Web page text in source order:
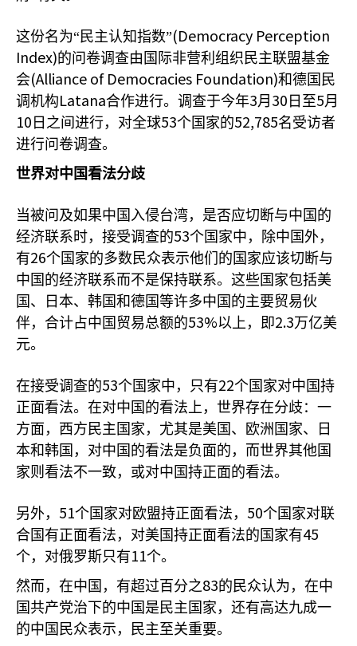
这份名为“民主认知指数”(Democracy Perception
Index)的问卷调查由国际非营利组织民主联盟基金
会(Alliance of Democracies Foundation)和德国民
调机构Latana合作进行。调查于今年3月 30 日至5月
10 日之间进行，对全球53个国家的52,785名受访者
进行问卷调查。
世界对中国看法分歧
当被问及如果中国入侵台湾，是否应切断与中国的
经济联系时，接受调查的53个国家中，除中国外，
有26个国家的多数民众表示他们的国家应该切断与
中国的经济联系而不是保持联系。这些国家包括美
国、日本、韩国和德国等许多中国的主要贸易伙
伴，合计占中国贸易总额的53%以上，即2.3万亿美
元。
在接受调查的53个国家中，只有22个国家对中国持
正面看法。在对中国的看法上，世界存在分歧：一
方面，西方民主国家，尤其是美国、欧洲国家、日
本和韩国，对中国的看法是负面的，而世界其他国
家则看法不一致，或对中国持正面的看法。
另外， 51个国家对欧盟持正面看法， 50个国家对联
合国有正面看法，对美国持正面看法的国家有45
个，对俄罗斯只有11个。
然而，在中国，有超过百分之83的民众认为，在中
国共产党治下的中国是民主国家，还有高达九成一
的中国民众表示，民主至关重要。